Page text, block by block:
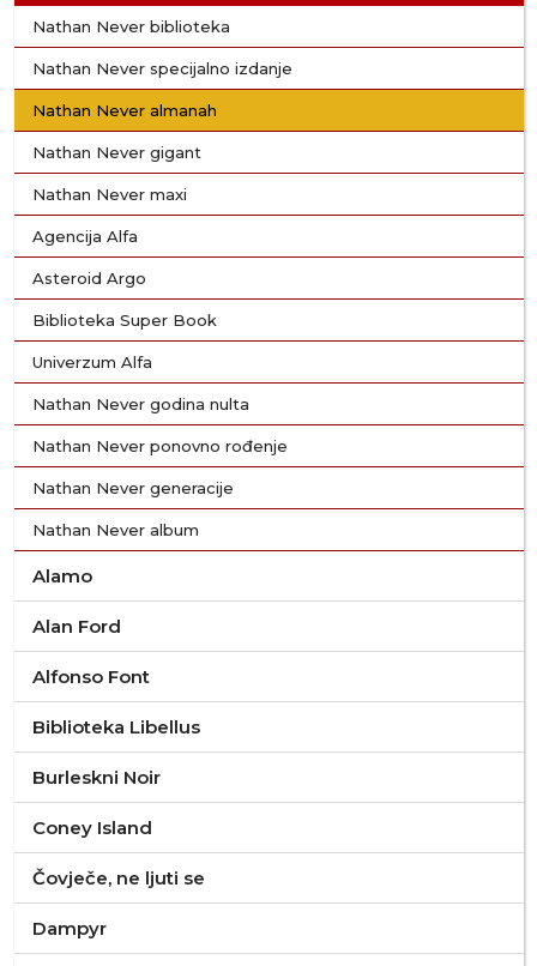
Nathan Never biblioteka
Nathan Never specijalno izdanje
Nathan Never almanah
Nathan Never gigant
Nathan Never maxi
Agencija Alfa
Asteroid Argo
Biblioteka Super Book
Univerzum Alfa
Nathan Never godina nulta
Nathan Never ponovno rođenje
Nathan Never generacije
Nathan Never album
Alamo
Alan Ford
Alfonso Font
Biblioteka Libellus
Burleskni Noir
Coney Island
Čovječe, ne ljuti se
Dampyr